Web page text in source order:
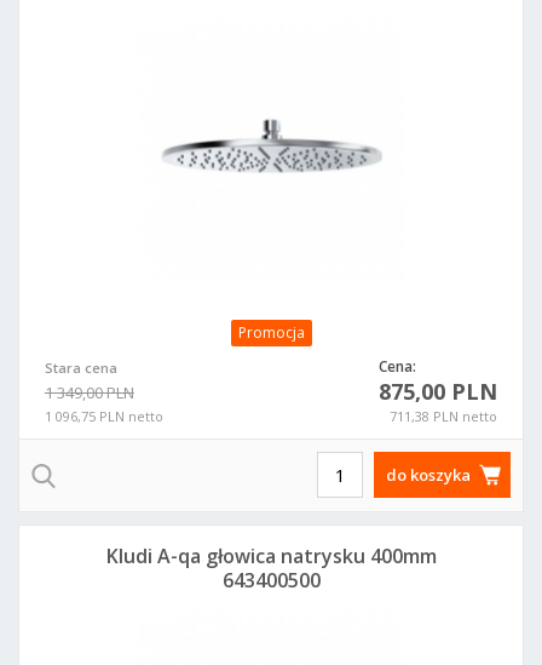
Promocja
Stara cena
1 349,00 PLN
1 096,75 PLN netto
Cena:
875,00 PLN
711,38 PLN netto
do koszyka
Kludi A-qa głowica natrysku 400mm
643400500